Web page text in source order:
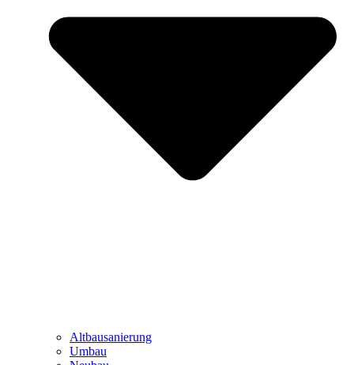
Altbausanierung
Umbau